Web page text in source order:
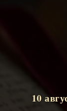
10